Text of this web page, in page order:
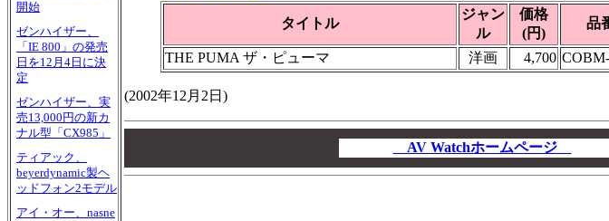
開始
ゼンハイザー、
「IE 800」の発売
日を12月4日に決
定
ゼンハイザー、実
売13,000円の新カ
ナル型「CX985」
ティアック、
beyerdynamic製ヘ
ッドフォン2モデル
アイ・オー、nasne
タイトル
ジャン
ル
価格
(円)
品
THE PUMA ザ・ピューマ 洋画 4,700
(2002年12月2日)
AV Watchホームページ